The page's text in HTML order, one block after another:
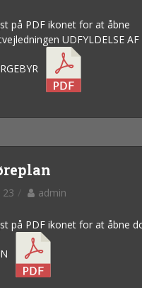
på PDF ikonet for at åbne
UDFYLDELSE AF
23 admin
på PDF ikonet for at åbne